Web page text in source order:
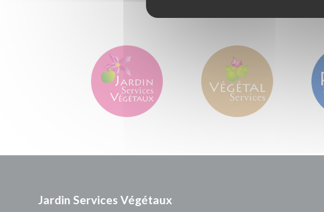
Jardin Services Végétaux